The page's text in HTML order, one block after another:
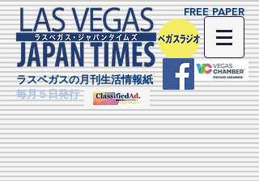
ラスベガスの月刊生活情報紙
毎月５日発行
FREE PAPER